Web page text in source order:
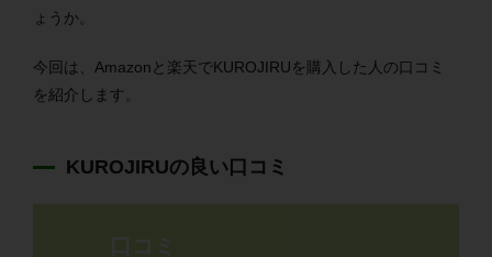
ょうか。
今回は、Amazonと楽天でKUROJIRUを購入した人の口コミ
を紹介します。
KUROJIRUの良い口コミ